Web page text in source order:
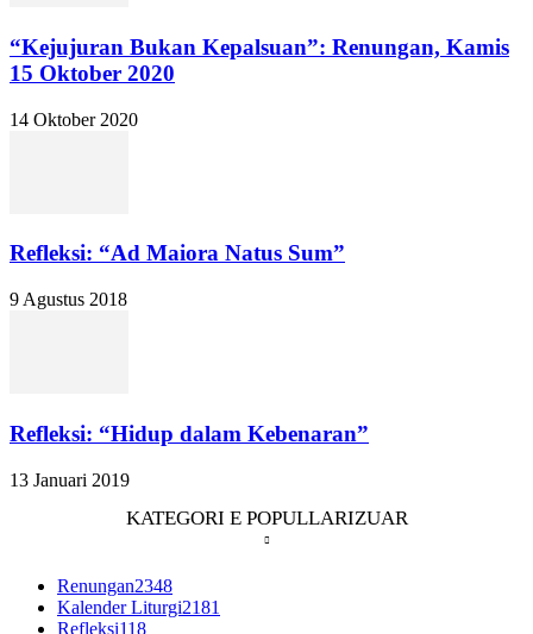
“Kejujuran Bukan Kepalsuan”: Renungan, Kamis
15 Oktober 2020
14 Oktober 2020
Refleksi: “Ad Maiora Natus Sum”
9 Agustus 2018
Refleksi: “Hidup dalam Kebenaran”
13 Januari 2019
KATEGORI E POPULLARIZUAR
Renungan2348
Kalender Liturgi2181
Refleksi118